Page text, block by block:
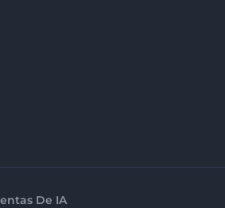
De IA